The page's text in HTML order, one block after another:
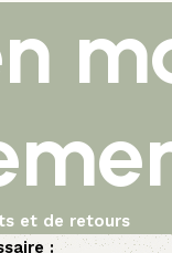
et de retours
: